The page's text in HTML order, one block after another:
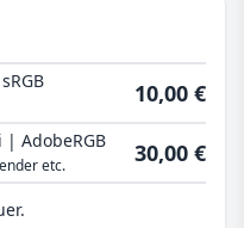
10,00 €
| AdobeRGB
etc. 30,00 €